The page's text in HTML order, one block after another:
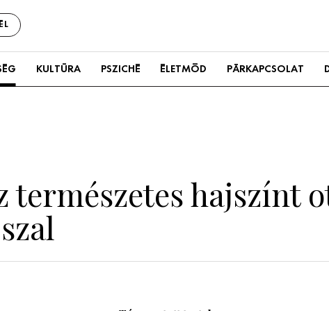
KULTÚRA PSZICHÉ ÉLETMÓD PÁRKAPCSOLAT
természetes hajszínt